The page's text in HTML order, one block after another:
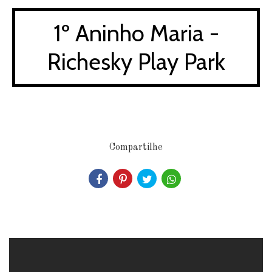
1º Aninho Maria -
Richesky Play Park
Compartilhe